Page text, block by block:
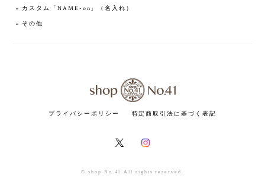
カスタム「NAME-on」（名入れ）
その他
プライバシーポリシー 特定商取引法に基づく表記
© shop No.41 All rights reserved.